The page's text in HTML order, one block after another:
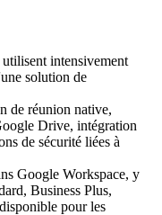
intensivement
solution de
de réunion native,
Drive, intégration
de sécurité liées à
Google Workspace, y
Business Plus,
pour les